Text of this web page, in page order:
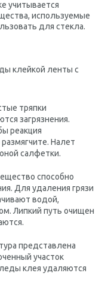
учитывается
используемые
для стекла.
клейкой ленты с
тряпки
загрязнения.
реакция
Налет
салфетки.
способно
Для удаления грязи
водой,
Липкий путь очищен
представлена
участок
клея удаляются